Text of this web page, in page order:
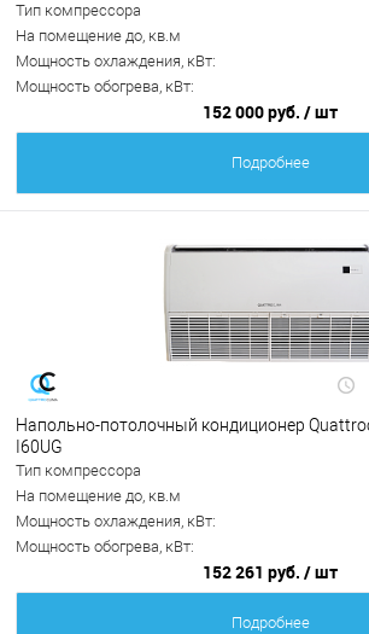
Тип компрессора
На помещение до, кв.м
Мощность охлаждения, кВт:
Мощность обогрева, кВт:
152 000 руб. / шт
Подробнее
Напольно-потолочный кондиционер
I60UG
Тип компрессора
На помещение до, кв.м
Мощность охлаждения, кВт:
Мощность обогрева, кВт:
152 261 руб. / шт
Подробнее